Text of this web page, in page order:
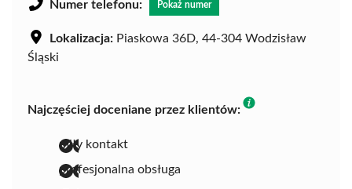
Numer telefonu: Pokaż numer
Lokalizacja: Piaskowa 36D, 44-304 Wodzisław
Śląski
Najczęściej doceniane przez klientów:
miły kontakt
profesjonalna obsługa